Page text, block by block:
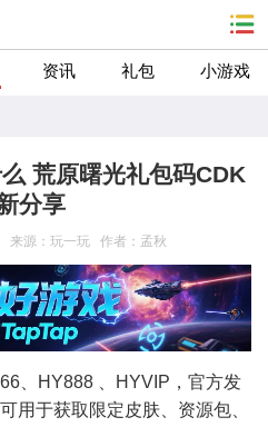
资讯 礼包 小游戏
荒原曙光礼包码CDK
分享
来源：玩一玩 作者：孟秋
、HY888 、HYVIP，官方发
用于获取限定皮肤、资源包、